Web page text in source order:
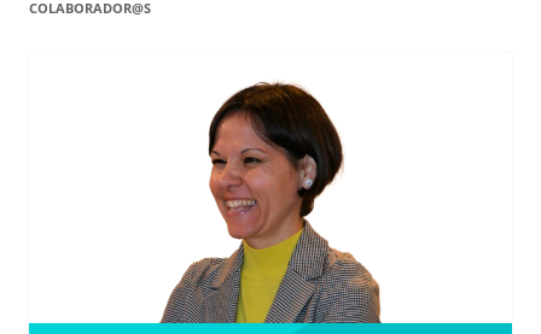
COLABORADOR@S